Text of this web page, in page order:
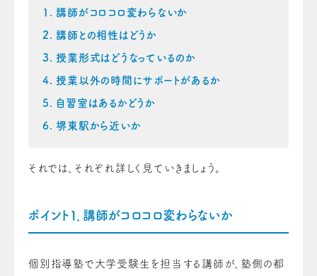
講師がコロコロ変わらないか
講師との相性はどうか
授業形式はどうなっているのか
授業以外の時間にサポートがあるか
自習室はあるかどうか
堺東駅から近いか
それでは、それぞれ詳しく見ていきましょう。
ポイント１．講師がコロコロ変わらないか
個別指導塾で大学受験生を担当する講師が、塾側の都